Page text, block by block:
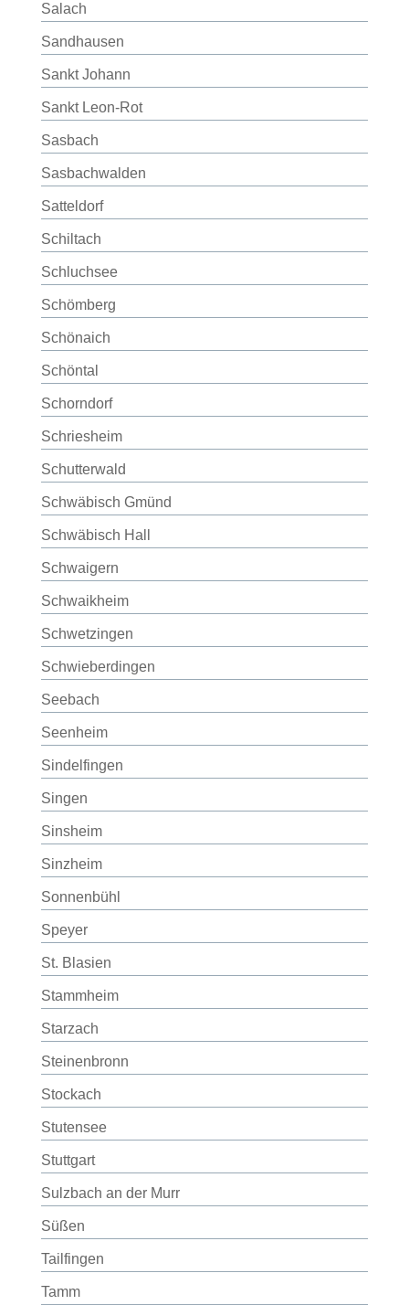
Salach
Sandhausen
Sankt Johann
Sankt Leon-Rot
Sasbach
Sasbachwalden
Satteldorf
Schiltach
Schluchsee
Schömberg
Schönaich
Schöntal
Schorndorf
Schriesheim
Schutterwald
Schwäbisch Gmünd
Schwäbisch Hall
Schwaigern
Schwaikheim
Schwetzingen
Schwieberdingen
Seebach
Seenheim
Sindelfingen
Singen
Sinsheim
Sinzheim
Sonnenbühl
Speyer
St. Blasien
Stammheim
Starzach
Steinenbronn
Stockach
Stutensee
Stuttgart
Sulzbach an der Murr
Süßen
Tailfingen
Tamm